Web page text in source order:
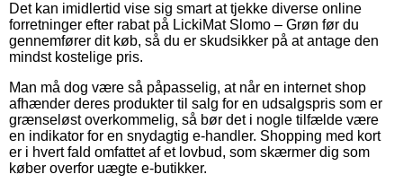
Det kan imidlertid vise sig smart at tjekke diverse online
forretninger efter rabat på LickiMat Slomo – Grøn før du
gennemfører dit køb, så du er skudsikker på at antage den
mindst kostelige pris.
Man må dog være så påpasselig, at når en internet shop
afhænder deres produkter til salg for en udsalgspris som er
grænseløst overkommelig, så bør det i nogle tilfælde være
en indikator for en snydagtig e-handler. Shopping med kort
er i hvert fald omfattet af et lovbud, som skærmer dig som
køber overfor uægte e-butikker.